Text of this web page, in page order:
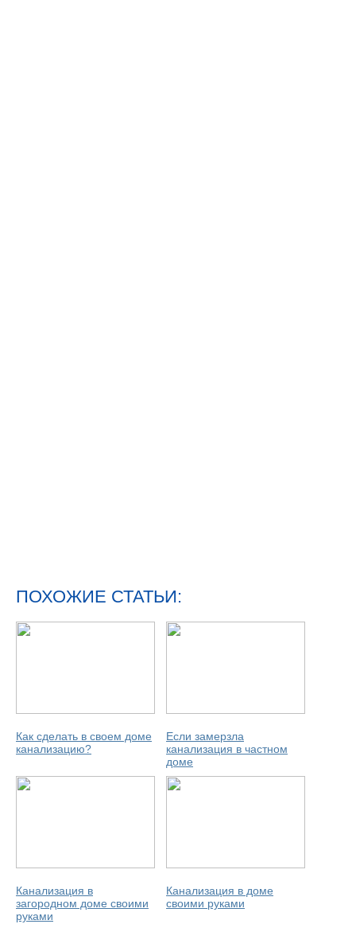
ПОХОЖИЕ СТАТЬИ:
Как сделать в своем доме
канализацию?
Если замерзла
канализация в частном
доме
Канализация в
загородном доме своими
руками
Канализация в доме
своими руками